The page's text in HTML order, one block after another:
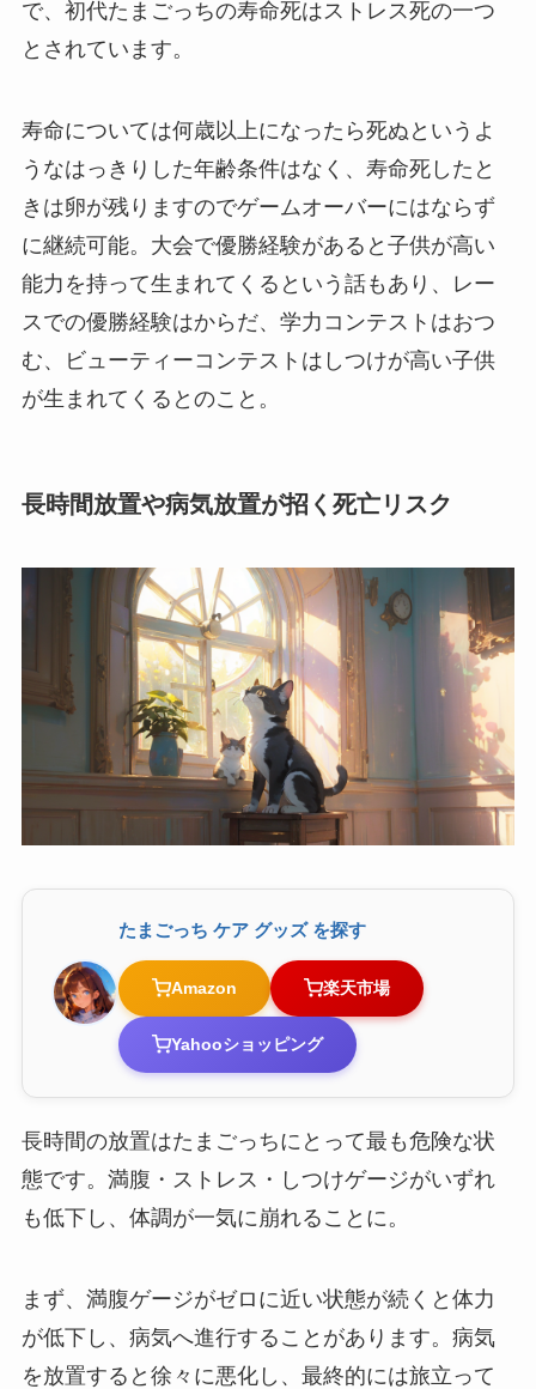
で、初代たまごっちの寿命死はストレス死の一つ
とされています。
寿命については何歳以上になったら死ぬというよ
うなはっきりした年齢条件はなく、寿命死したと
きは卵が残りますのでゲームオーバーにはならず
に継続可能。大会で優勝経験があると子供が高い
能力を持って生まれてくるという話もあり、レー
スでの優勝経験はからだ、学力コンテストはおつ
む、ビューティーコンテストはしつけが高い子供
が生まれてくるとのこと。
長時間放置や病気放置が招く死亡リスク
たまごっち ケア グッズ を探す
Amazon 楽天市場
Yahooショッピング
長時間の放置はたまごっちにとって最も危険な状
態です。満腹・ストレス・しつけゲージがいずれ
も低下し、体調が一気に崩れることに。
まず、満腹ゲージがゼロに近い状態が続くと体力
が低下し、病気へ進行することがあります。病気
を放置すると徐々に悪化し、最終的には旅立って